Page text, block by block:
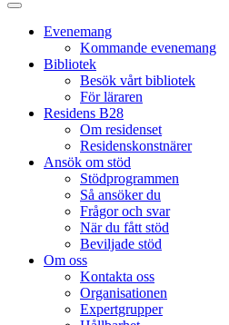
Stäng
huvudmenyn
Evenemang
Kommande evenemang
Bibliotek
Besök vårt bibliotek
För läraren
Residens B28
Om residenset
Residenskonstnärer
Ansök om stöd
Stödprogrammen
Så ansöker du
Frågor och svar
När du fått stöd
Beviljade stöd
Om oss
Kontakta oss
Organisationen
Expertgrupper